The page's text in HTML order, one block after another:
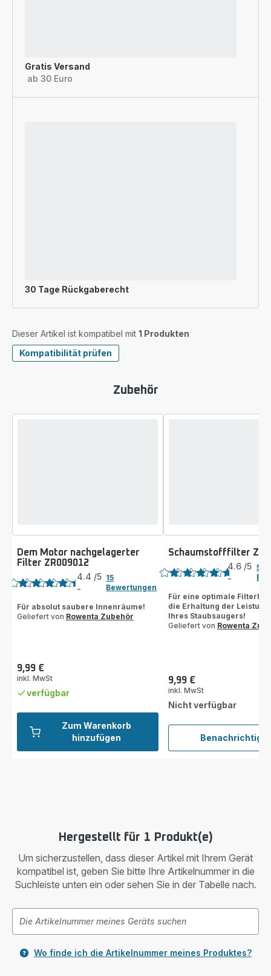
Gratis Versand
ab 30 Euro
30 Tage Rückgaberecht
Dieser Artikel ist kompatibel mit 1 Produkten
Kompatibilität prüfen
Zubehör
Zum Warenkorb
hinzufügen
Dem Motor nachgelagerter
Filter ZR009012
Bewertung
4.4 /5
-
15
Bewertungen
Für absolut saubere Innenräume!
Geliefert von Rowenta Zubehör
Preis
9,99 €
inkl. MwSt
verfügbar
Schaumstofffilter
Bewertung
4.6 /5
-
54
Für eine optimale
die Erhaltung der
Ihres Staubsaugers!
Geliefert von Rowenta
Preis
9,99 €
inkl. MwSt
Nicht verfügbar
Hergestellt für 1 Produkt(e)
Um sicherzustellen, dass dieser Artikel mit Ihrem Gerät
kompatibel ist, geben Sie bitte Ihre Artikelnummer in die
Suchleiste unten ein oder sehen Sie in der Tabelle nach.
Wo finde ich die Artikelnummer meines Produktes?